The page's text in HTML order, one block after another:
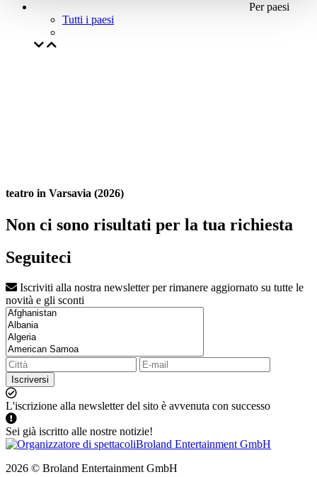
Per paesi
Tutti i paesi
teatro in Varsavia (2026)
Non ci sono risultati per la tua richiesta
Seguiteci
Iscriviti alla nostra newsletter per rimanere aggiornato su tutte le
novità e gli sconti
Iscriversi
L'iscrizione alla newsletter del sito è avvenuta con successo
Sei già iscritto alle nostre notizie!
2026 © Broland Entertainment GmbH